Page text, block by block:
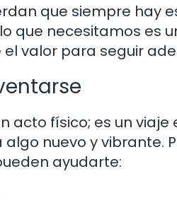
que siempre hay
que necesitamos es
valor para seguir
acto físico; es un
nuevo y vibrante.
ayudarte: